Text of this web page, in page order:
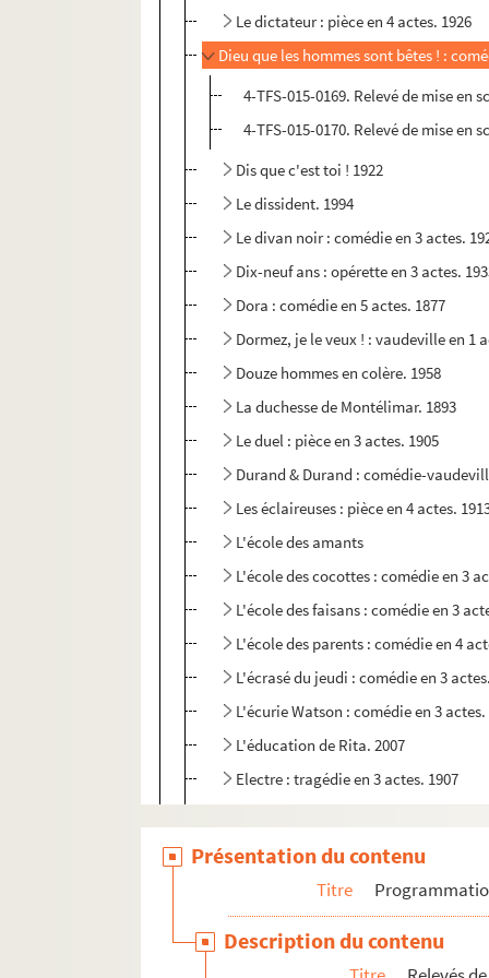
Le dictateur : pièce en 4 actes. 1926
Dieu que les hommes sont bêtes ! :
4-TFS-015-0169. Relevé de mise en
4-TFS-015-0170. Relevé de mise en
Dis que c'est toi ! 1922
Le dissident. 1994
Le divan noir : comédie en 3 actes.
Dix-neuf ans : opérette en 3 actes.
Dora : comédie en 5 actes. 1877
Dormez, je le veux ! : vaudeville en 1
Douze hommes en colère. 1958
La duchesse de Montélimar. 1893
Le duel : pièce en 3 actes. 1905
Durand & Durand : comédie-
Les éclaireuses : pièce en 4 actes.
L'école des amants
L'école des cocottes : comédie en 3
L'école des faisans : comédie en 3
L'école des parents : comédie en 4
L'écrasé du jeudi : comédie en 3
L'écurie Watson : comédie en 3 actes.
L'éducation de Rita. 2007
Electre : tragédie en 3 actes. 1907
L'embuscade : pièce en 4 actes. 1913
Les empêcheurs
L'enfant : pièce en 4 actes. 1937
L'enfant Jésus : mystère en 5 tableaux
Présentation du contenu
Titre
Description du contenu